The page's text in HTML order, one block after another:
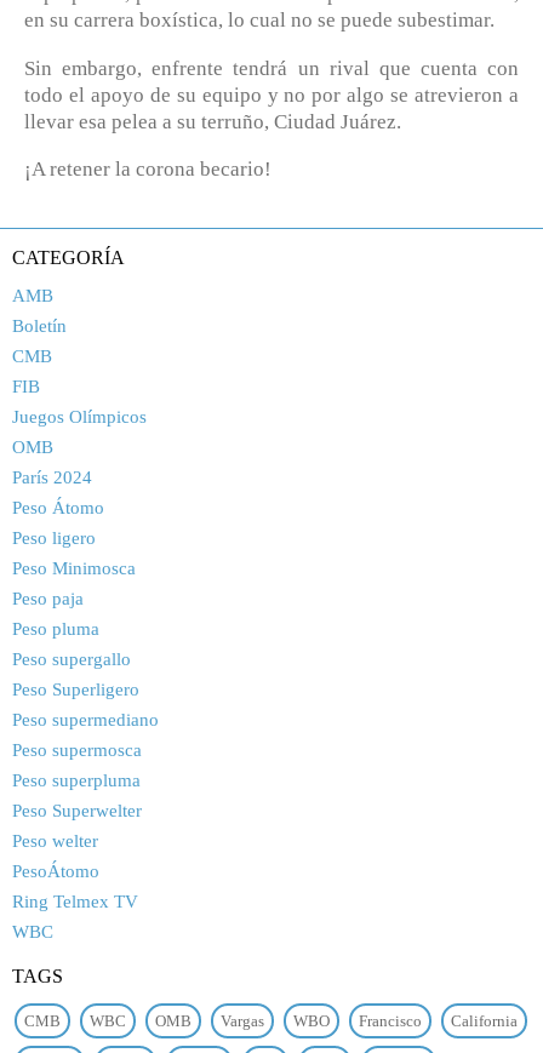
en su carrera boxística, lo cual no se puede subestimar.
Sin embargo, enfrente tendrá un rival que cuenta con
todo el apoyo de su equipo y no por algo se atrevieron a
llevar esa pelea a su terruño, Ciudad Juárez.
¡A retener la corona becario!
CATEGORÍA
AMB
Boletín
CMB
FIB
Juegos Olímpicos
OMB
París 2024
Peso Átomo
Peso ligero
Peso Minimosca
Peso paja
Peso pluma
Peso supergallo
Peso Superligero
Peso supermediano
Peso supermosca
Peso superpluma
Peso Superwelter
Peso welter
PesoÁtomo
Ring Telmex TV
WBC
TAGS
CMB WBC OMB Vargas WBO Francisco California